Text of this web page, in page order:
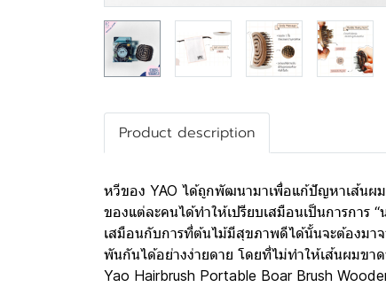
Product description
หวีของ YAO ได้ถูกพัฒนามาเพื่อแก้ปัญหาเส้นผ
ของแต่ละคนได้ทำให้เปรียบเสมือนเป็นการการ
เสมือนกับการที่ต้นไม้มีสุขภาพดีได้นั้นจะต้องมา
พันกันได้อย่างง่ายดาย โดยที่ไม่ทำให้เส้นผมขา
Yao Hairbrush Portable Boar Brush